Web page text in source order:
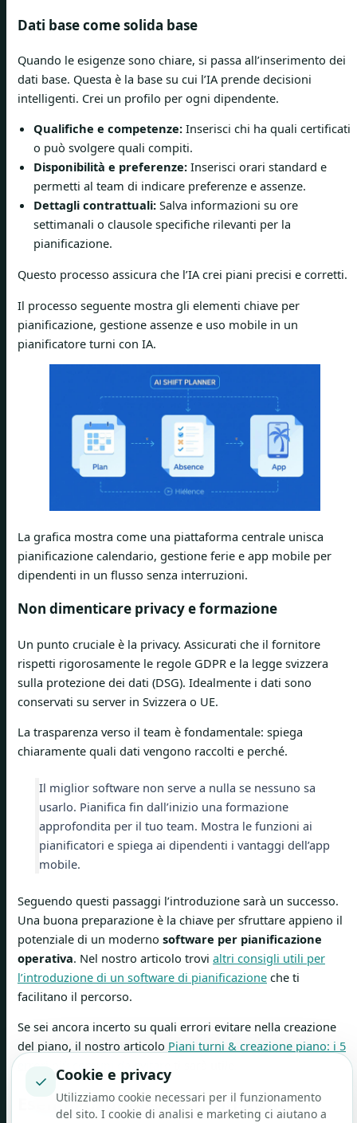
Dati base come solida base
Quando le esigenze sono chiare, si passa all’inserimento dei
dati base. Questa è la base su cui l’IA prende decisioni
intelligenti. Crei un profilo per ogni dipendente.
Qualifiche e competenze: Inserisci chi ha quali certificati
o può svolgere quali compiti.
Disponibilità e preferenze: Inserisci orari standard e
permetti al team di indicare preferenze e assenze.
Dettagli contrattuali: Salva informazioni su ore
settimanali o clausole specifiche rilevanti per la
pianificazione.
Questo processo assicura che l’IA crei piani precisi e corretti.
Il processo seguente mostra gli elementi chiave per
pianificazione, gestione assenze e uso mobile in un
pianificatore turni con IA.
La grafica mostra come una piattaforma centrale unisca
pianificazione calendario, gestione ferie e app mobile per
dipendenti in un flusso senza interruzioni.
Non dimenticare privacy e formazione
Un punto cruciale è la privacy. Assicurati che il fornitore
rispetti rigorosamente le regole GDPR e la legge svizzera
sulla protezione dei dati (DSG). Idealmente i dati sono
conservati su server in Svizzera o UE.
La trasparenza verso il team è fondamentale: spiega
chiaramente quali dati vengono raccolti e perché.
Il miglior software non serve a nulla se nessuno sa
usarlo. Pianifica fin dall’inizio una formazione
approfondita per il tuo team. Mostra le funzioni ai
pianificatori e spiega ai dipendenti i vantaggi dell’app
mobile.
Seguendo questi passaggi l’introduzione sarà un successo.
Una buona preparazione è la chiave per sfruttare appieno il
potenziale di un moderno software per pianificazione
operativa. Nel nostro articolo trovi altri consigli utili per
l’introduzione di un software di pianificazione che ti
facilitano il percorso.
Se sei ancora incerto su quali errori evitare nella creazione
del piano, il nostro articolo Piani turni & creazione piano: i 5
errori più comuni da evitare
Esempi di applicazione in diversi
✓ Cookie e privacy
Utilizziamo cookie necessari per il funzionamento
del sito. I cookie di analisi e marketing ci aiutano a